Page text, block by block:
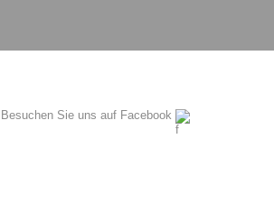
Besuchen Sie uns auf Facebook